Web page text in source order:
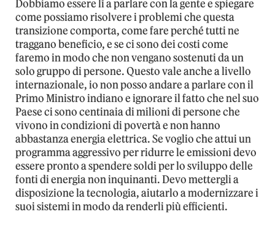
Dobbiamo essere lì a parlare con la gente e spiegare
come possiamo risolvere i problemi che questa
transizione comporta, come fare perché tutti ne
traggano beneficio, e se ci sono dei costi come
faremo in modo che non vengano sostenuti da un
solo gruppo di persone. Questo vale anche a livello
internazionale, io non posso andare a parlare con il
Primo Ministro indiano e ignorare il fatto che nel suo
Paese ci sono centinaia di milioni di persone che
vivono in condizioni di povertà e non hanno
abbastanza energia elettrica. Se voglio che attui un
programma aggressivo per ridurre le emissioni devo
essere pronto a spendere soldi per lo sviluppo delle
fonti di energia non inquinanti. Devo mettergli a
disposizione la tecnologia, aiutarlo a modernizzare i
suoi sistemi in modo da renderli più efficienti.